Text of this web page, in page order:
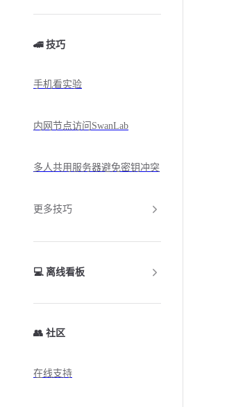
🚄 技巧
手机看实验
内网节点访问SwanLab
多人共用服务器避免密钥冲突
更多技巧
💻 离线看板
👥 社区
在线支持